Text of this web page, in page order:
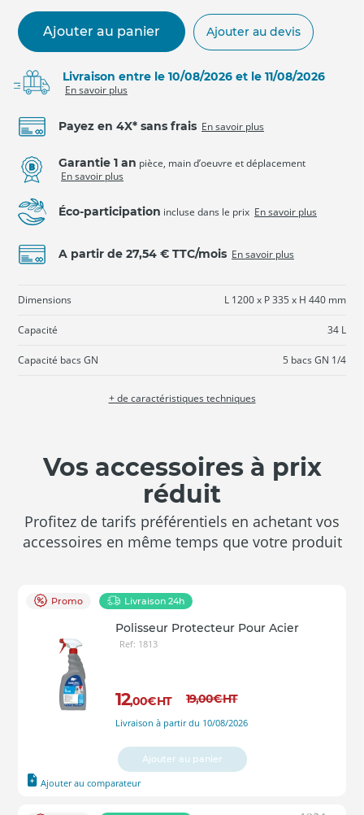
Ajouter au panier Ajouter au devis
Livraison entre le 10/08/2026 et le 11/08/2026
En savoir plus
Payez en 4X* sans frais En savoir plus
Garantie 1 an pièce, main d’oeuvre et déplacement
En savoir plus
Éco-participation incluse dans le prix En savoir plus
A partir de 27,54 € TTC/mois En savoir plus
Dimensions L 1200 x P 335 x H 440 mm
Capacité 34 L
Capacité bacs GN 5 bacs GN 1/4
+ de caractéristiques techniques
Vos accessoires à prix
réduit
Profitez de tarifs préférentiels en achetant vos
accessoires en même temps que votre produit
Promo Livraison 24h
Polisseur Protecteur Pour Acier
Ref: 1813
12,00€HT 19,00€HT
Livraison à partir du 10/08/2026
Ajouter au comparateur
Ajouter au panier